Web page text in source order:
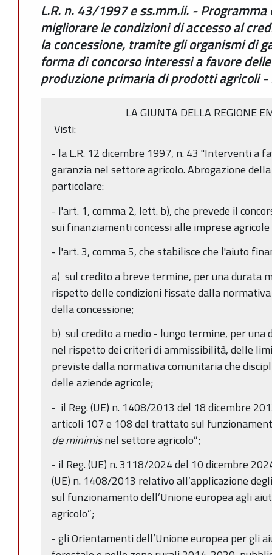
L.R. n. 43/1997 e ss.mm.ii. -
migliorare le condizioni di accesso al
la concessione, tramite gli organismi di
forma di concorso interessi a favore
produzione primaria di prodotti agricoli
LA GIUNTA DELLA REGIONE
Visti:
- la L.R. 12 dicembre 1997, n. 43 "Interventi a
garanzia nel settore agricolo. Abrogazione
particolare:
- l'art. 1, comma 2, lett. b), che prevede il
sui finanziamenti concessi alle imprese agricole
- l'art. 3, comma 5, che stabilisce che l'aiuto
a) sul credito a breve termine, per una durata
rispetto delle condizioni fissate dalla
della concessione;
b) sul credito a medio - lungo termine, per una
nel rispetto dei criteri di ammissibilità, delle
previste dalla normativa comunitaria che
delle aziende agricole;
- il Reg. (UE) n. 1408/2013 del 18 dicembre
articoli 107 e 108 del trattato sul
de minimisnel settore agricolo”;
- il Reg. (UE) n. 3118/2024 del 10 dicembre
(UE) n. 1408/2013 relativo all’applicazione
sul funzionamento dell’Unione europea agli
agricolo”;
- gli Orientamenti dell’Unione europea per gli